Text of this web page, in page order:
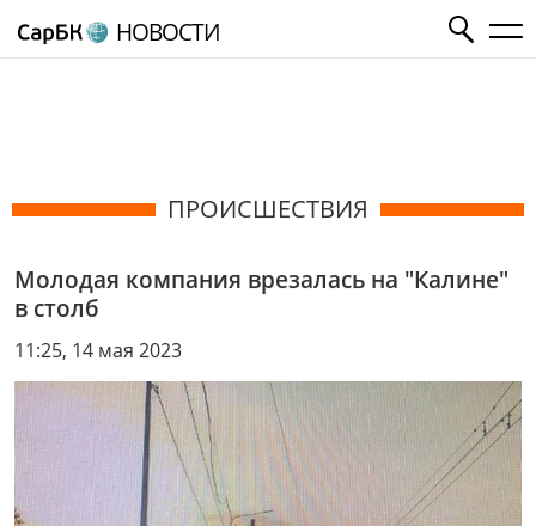
НОВОСТИ
ПРОИСШЕСТВИЯ
Молодая компания врезалась на "Калине"
в столб
11:25, 14 мая 2023